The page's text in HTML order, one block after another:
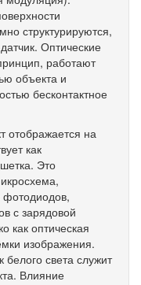
структурируются,
Оптические
работают
объекта и
бесконтактное
отображается на
как
Это
фотодиодов,
с зарядовой
как оптическая
изображения.
белого света служит
Влияние